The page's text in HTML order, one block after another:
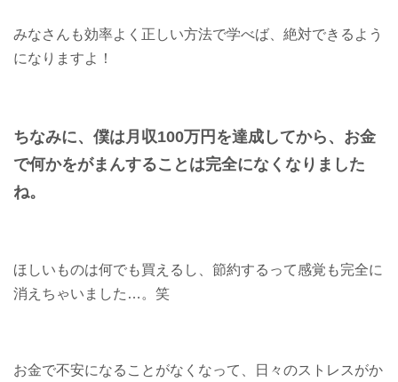
みなさんも効率よく正しい方法で学べば、絶対できるよう
になりますよ！
ちなみに、僕は月収100万円を達成してから、 お金
で何かをがまんすることは完全になくなりました
ね。
ほしいものは何でも買えるし、節約するって感覚も完全に
消えちゃいました…。笑
お金で不安になることがなくなって、日々のストレスがか